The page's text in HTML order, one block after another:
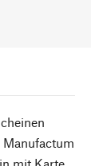
Manufactum